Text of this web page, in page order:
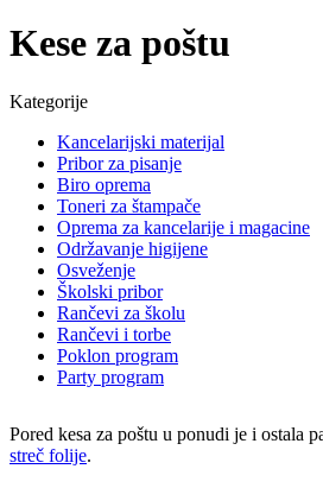
Kese za poštu
Kategorije
Kancelarijski materijal
Pribor za pisanje
Biro oprema
Toneri za štampače
Oprema za kancelarije i magacine
Održavanje higijene
Osveženje
Školski pribor
Rančevi za školu
Rančevi i torbe
Poklon program
Party program
Pored kesa za poštu u ponudi je i ostala
streč folije.